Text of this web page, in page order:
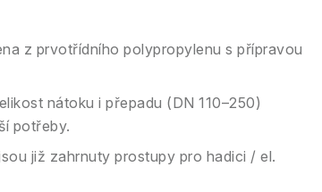
z prvotřídního polypropylenu s přípravou
nátoku i přepadu (DN 110–250)
potřeby.
již zahrnuty prostupy pro hadici / el.